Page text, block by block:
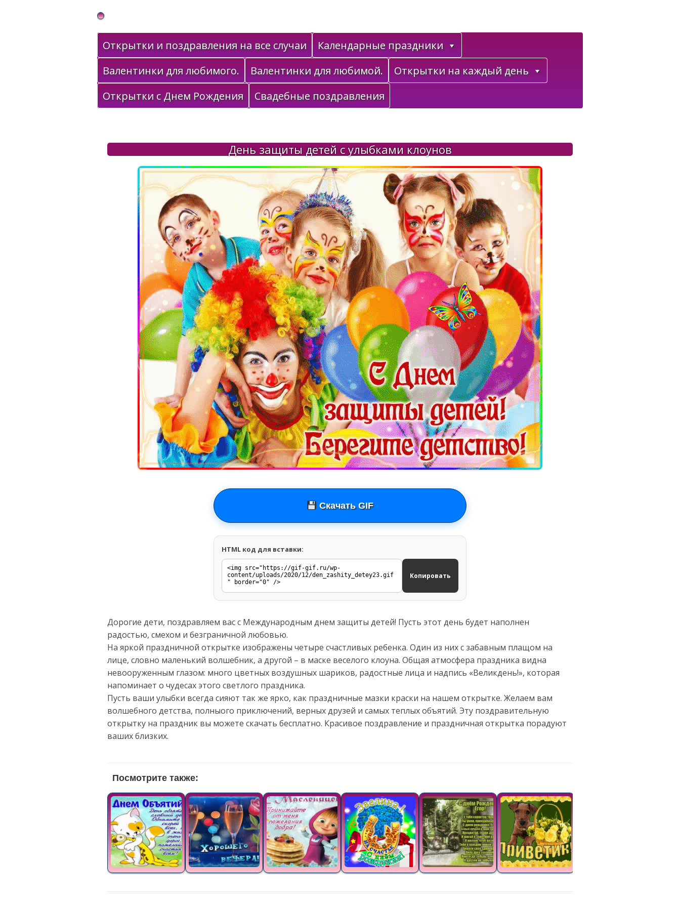
Gif Открытки в подарок
Открытки и поздравления на все случаи
Календарные праздники
Валентинки для любимого.
Валентинки для любимой.
Открытки на каждый день
Открытки с Днем Рождения
Свадебные поздравления
День защиты детей с улыбками клоунов
Скачать GIF
HTML код для вставки:
Копировать
Дорогие дети, поздравляем вас с Международным днем защиты детей! Пусть этот день будет наполнен
радостью, смехом и безграничной любовью.
На яркой праздничной открытке изображены четыре счастливых ребенка. Один из них с забавным плащом на
лице, словно маленький волшебник, а другой – в маске веселого клоуна. Общая атмосфера праздника видна
невооруженным глазом: много цветных воздушных шариков, радостные лица и надпись «Великдень!», которая
напоминает о чудесах этого светлого праздника.
Пусть ваши улыбки всегда сияют так же ярко, как праздничные мазки краски на нашем открытке. Желаем вам
волшебного детства, полныого приключений, верных друзей и самых теплых объятий. Эту поздравительную
открытку на праздник вы можете скачать бесплатно. Красивое поздравление и праздничная открытка порадуют
ваших близких.
Посмотрите также: